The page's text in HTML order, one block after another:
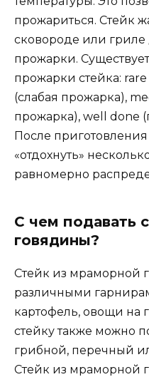
прожариться. Стейк
сковороде или
прожарки.
прожарки стейка:
(слабая прожарка),
прожарка), well done
После
«отдохнуть»
равномерно
С чем подавать
говядины?
Стейк из мраморной
различными
картофель, овощи на
стейку также можно
грибной, перечный
Стейк из мраморной